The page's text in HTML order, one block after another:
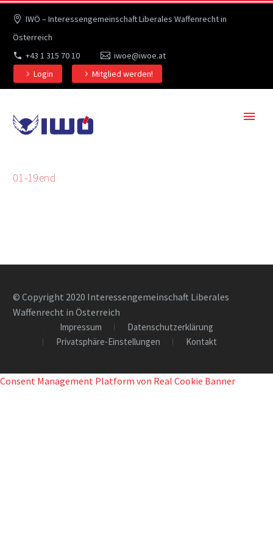
IWÖ – Interessengemeinschaft Liberales Waffenrecht in
Österreich
+43 1 315 70 10
iwoe@iwoe.at
Login
Mitglied werden!
01-19end
© Copyright 2020 Interessengemeinschaft Liberales
Waffenrecht in Österreich
Impressum
Datenschutzerklärung
Privatsphäre-Einstellungen
Kontakt
Consent Management Platform von Real Cookie Banner